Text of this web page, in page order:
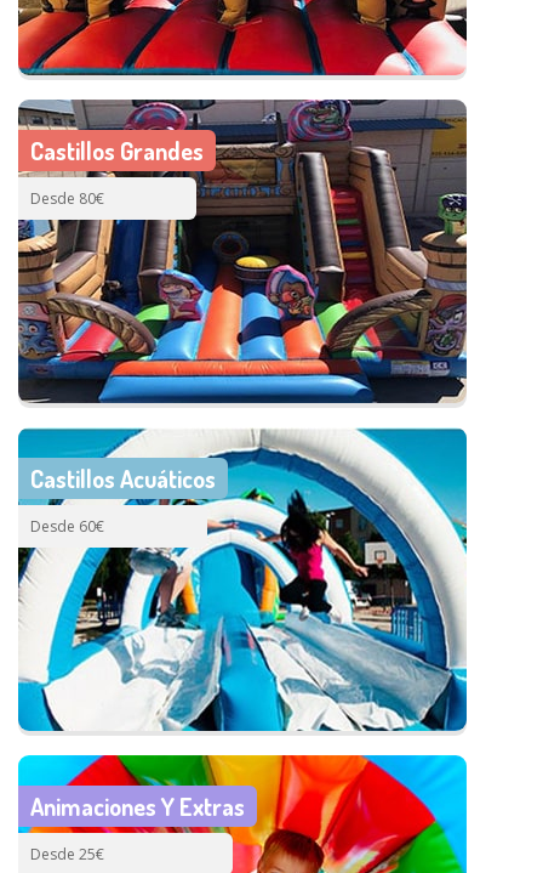
Castillos Grandes
Desde 80€
Castillos Acuáticos
Desde 60€
Animaciones Y Extras
Desde 25€